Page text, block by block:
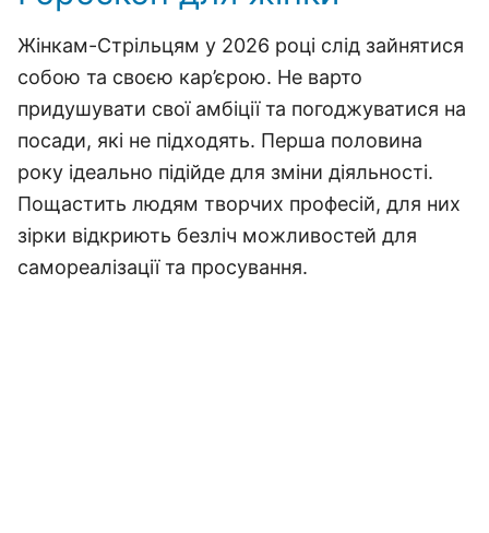
Жінкам-Стрільцям у 2026 році слід зайнятися
собою та своєю кар’єрою. Не варто
придушувати свої амбіції та погоджуватися на
посади, які не підходять. Перша половина
року ідеально підійде для зміни діяльності.
Пощастить людям творчих професій, для них
зірки відкриють безліч можливостей для
самореалізації та просування.